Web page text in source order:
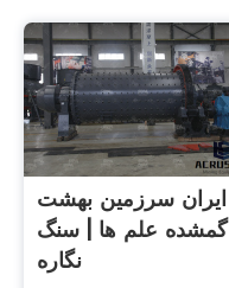
ایران سرزمین بهشت
گمشده علم ها | سنگ
نگاره